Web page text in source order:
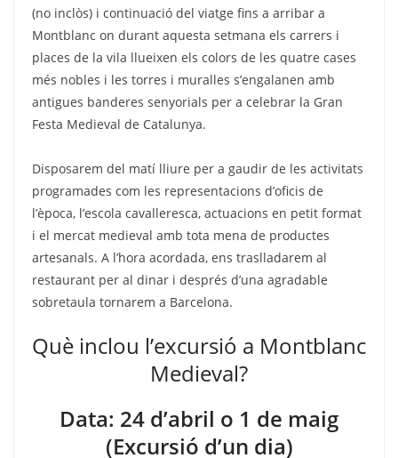
(no inclòs) i continuació del viatge fins a arribar a
Montblanc on durant aquesta setmana els carrers i
places de la vila llueixen els colors de les quatre cases
més nobles i les torres i muralles s’engalanen amb
antigues banderes senyorials per a celebrar la Gran
Festa Medieval de Catalunya.
Disposarem del matí lliure per a gaudir de les activitats
programades com les representacions d’oficis de
l’època, l’escola cavalleresca, actuacions en petit format
i el mercat medieval amb tota mena de productes
artesanals. A l’hora acordada, ens traslladarem al
restaurant per al dinar i després d’una agradable
sobretaula tornarem a Barcelona.
Què inclou l’excursió a Montblanc
Medieval?
Data: 24 d’abril o 1 de maig
(Excursió d’un dia)